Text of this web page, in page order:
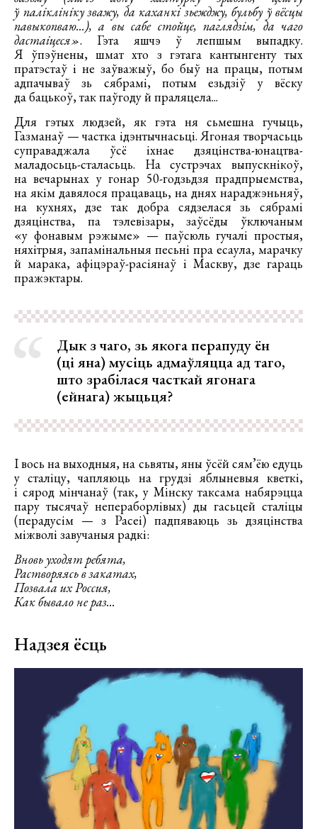
ў паліклініку зважу, да каханкі зьежджу, бульбу ў вёсцы
павыкопваю...), а вы сабе стойце, паглядзім, да чаго
дастаіцеся». Гэта яшчэ ў лепшым выпадку.
Я ўпэўнены, шмат хто з гэтага кантынгенту тых
пратэстаў і не заўважыў, бо быў на працы, потым
адпачываў зь сябрамі, потым езьдзіў у вёску
да бацькоў, так паўгоду й праляцела...
Для гэтых людзей, як гэта ня сьмешна гучыць,
Газманаў — частка ідэнтычнасьці. Ягоная творчасьць
суправаджала ўсё іхнае дзяцінства-юнацтва-
маладосьць-сталасьць. На сустрэчах выпускнікоў,
на вечарынах у гонар 50-годзьдзя прадпрыемства,
на якім давялося працаваць, на днях нараджэньняў,
на кухнях, дзе так добра сядзелася зь сябрамі
дзяцінства, па тэлевізары, заўсёды ўключаным
«у фонавым рэжыме» — паўсюль гучалі простыя,
няхітрыя, запамінальныя песьні пра есаула, марачку
й марака, афіцэраў-расіянаў і Маскву, дзе гараць
пражэктары.
Дык з чаго, зь якога перапуду ён
(ці яна) мусіць адмаўляцца ад таго,
што зрабілася часткай ягонага
(ейнага) жыцьця?
І вось на выходныя, на сьвяты, яны ўсёй сям’ёю едуць
у сталіцу, чапляюць на грудзі яблыневыя кветкі,
і сярод мінчанаў (так, у Мінску таксама набярэцца
пару тысячаў непераборлівых) ды гасьцей сталіцы
(перадусім — з Расеі) падпяваюць зь дзяцінства
міжволі завучаныя радкі:
Вновь уходят ребята,
Растворяясь в закатах,
Позвала их Россия,
Как бывало не раз...
Надзея ёсць